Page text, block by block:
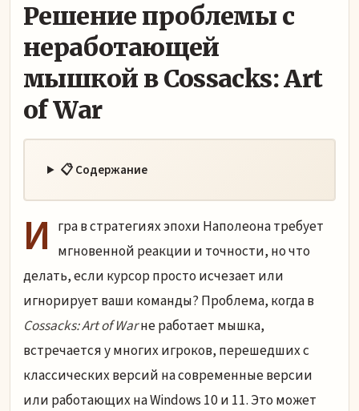
Решение проблемы с
неработающей
мышкой в Cossacks: Art
of War
📋 Содержание
И гра в стратегиях эпохи Наполеона требует
мгновенной реакции и точности, но что
делать, если курсор просто исчезает или
игнорирует ваши команды? Проблема, когда в
Cossacks: Art of Warне работает мышка,
встречается у многих игроков, перешедших с
классических версий на современные версии
или работающих на Windows 10 и 11. Это может